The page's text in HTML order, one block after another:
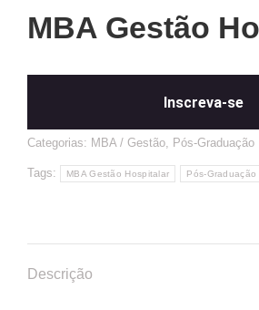
MBA Gestão
Inscreva-se
Categorias: MBA / Gestão, Pós-Graduação
Tags: MBA Gestão Hospitalar Pós-Graduação
Descrição